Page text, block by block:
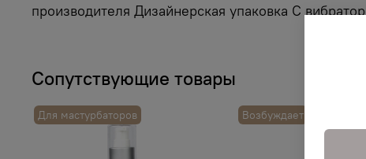
производителя Дизайнерская упаковка С
Сопутствующие товары
Для мастурбаторов Возбуждает